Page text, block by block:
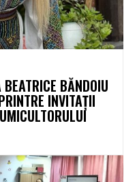
BĂNDOIU
INVITAȚII